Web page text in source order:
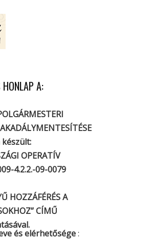
A:
készült:
OPERATÍV
4.2.2.-09-0079
HOZZÁFÉRÉS A
CÍMŰ
és elérhetősége: